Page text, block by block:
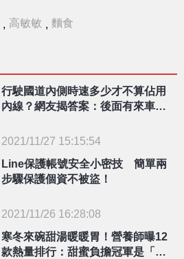
, 高敏敏 , 麵食
行駛國道內側時速多少才不算佔用
內線？網友揭答案：後面有來車就
2021/11/27 15:15:54
Line保護帳號安全小密技 簡單兩
步驟保護個資不被盜！
2021/11/26 16:28:08
寒冬來碗甜湯暖暖胃！營養師曝12
款熱量排行：甜蜜負擔冠軍是「這